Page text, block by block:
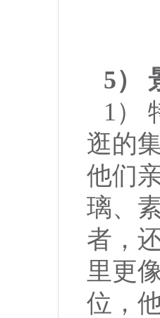
5）
1）
逛的
他们
璃、
者，
里更
位，